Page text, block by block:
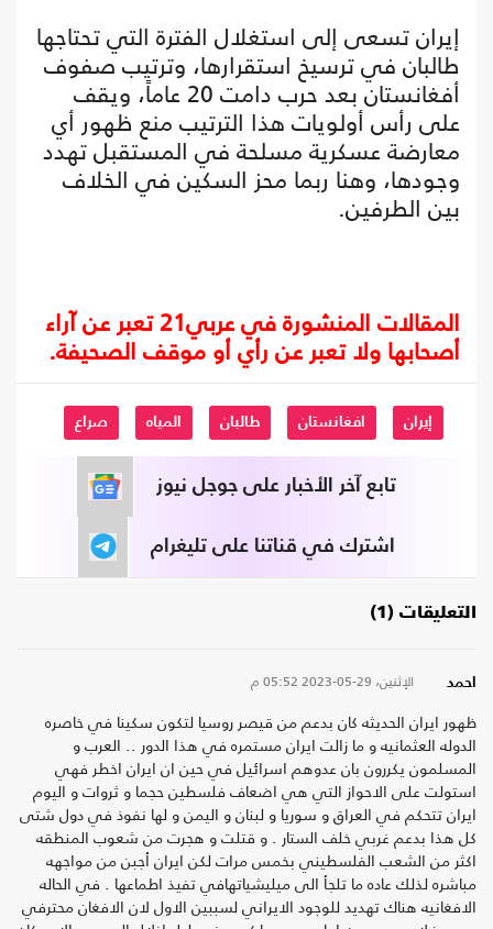
إيران تسعى إلى استغلال الفترة التي تحتاجها
طالبان في ترسيخ استقرارها، وترتيب صفوف
أفغانستان بعد حرب دامت 20 عاماً، ويقف
على رأس أولويات هذا الترتيب منع ظهور أي
معارضة عسكرية مسلحة في المستقبل تهدد
وجودها، وهنا ربما محز السكين في الخلاف
بين الطرفين.
المقالات المنشورة في عربي21 تعبر عن آراء
أصحابها ولا تعبر عن رأي أو موقف الصحيفة.
إيران افغانستان طالبان المياه صراع
تابع آخر الأخبار على جوجل نيوز
اشترك في قناتنا على تليغرام
التعليقات (1)
احمد الإثنين، 29-05-2023 05:52 م
ظهور ايران الحديثه كان بدعم من قيصر روسيا لتكون سكينا في خاصره
الدوله العثمانيه و ما زالت ايران مستمره في هذا الدور .. العرب و
المسلمون يكررون بان عدوهم اسرائيل في حين ان ايران اخطر فهي
استولت على الاحواز التي هي اضعاف فلسطين حجما و ثروات و اليوم
ايران تتحكم في العراق و سوريا و لبنان و اليمن و لها نفوذ في دول شتى
كل هذا بدعم غربي خلف الستار . و قتلت و هجرت من شعوب المنطقه
اكثر من الشعب الفلسطيني بخمس مرات لكن ايران أجبن من مواجهه
مباشره لذلك عاده ما تلجأ الى ميليشياتهافي تفيذ اطماعها . في الحاله
الافغانيه هناك تهديد للوجود الايراني لسببين الاول لان الافغان محترفي